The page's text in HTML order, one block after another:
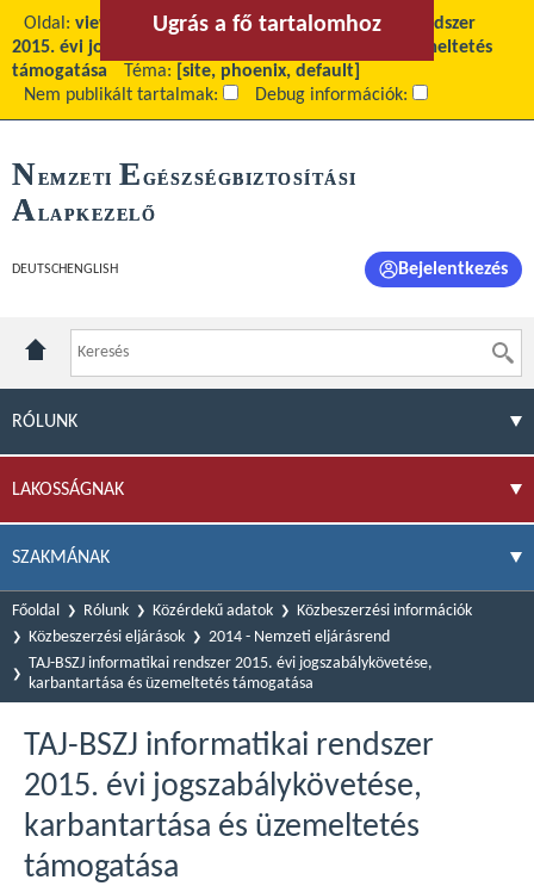
Oldal: view Fő tartalom: TAJ-BSZJ informatikai rendszer
2015. évi jogszabálykövetése, karbantartása és üzemeltetés
támogatása
Téma:
[site, phoenix, default]
Nem publikált tartalmak:
Debug információk:
Ugrás a menühöz
Ugrás a fő tartalomhoz
NEMZETI E GÉSZSÉGBIZTOSÍTÁSI
ALAPKEZELŐ
DEUTSCH ENGLISH Bejelentkezés
RÓLUNK
LAKOSSÁGNAK
SZAKMÁNAK
Főoldal Rólunk Közérdekű adatok
Közbeszerzési információk
Közbeszerzési eljárások
2014 - Nemzeti eljárásrend
TAJ-BSZJ informatikai rendszer 2015. évi jogszabálykövetése,
karbantartása és üzemeltetés támogatása
TAJ-BSZJ informatikai rendszer
2015. évi jogszabálykövetése,
karbantartása és üzemeltetés
támogatása